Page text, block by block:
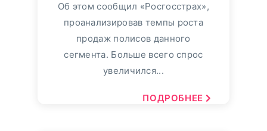
Об этом сообщил «Росгосстрах»,
проанализировав темпы роста
продаж полисов данного
сегмента. Больше всего спрос
увеличился...
ПОДРОБНЕЕ